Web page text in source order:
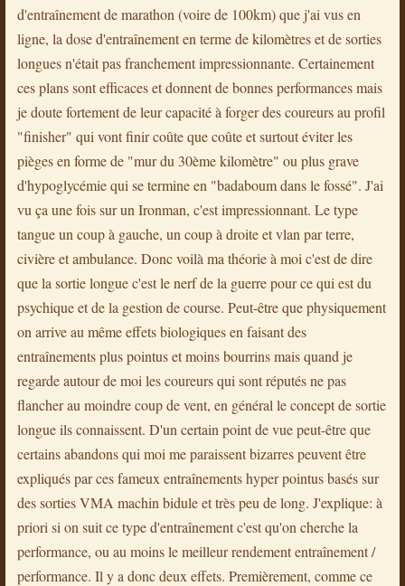
d'entraînement de marathon (voire de 100km) que j'ai vus en
ligne, la dose d'entraînement en terme de kilomètres et de sorties
longues n'était pas franchement impressionnante. Certainement
ces plans sont efficaces et donnent de bonnes performances mais
je doute fortement de leur capacité à forger des coureurs au profil
"finisher" qui vont finir coûte que coûte et surtout éviter les
pièges en forme de "mur du 30ème kilomètre" ou plus grave
d'hypoglycémie qui se termine en "badaboum dans le fossé". J'ai
vu ça une fois sur un Ironman, c'est impressionnant. Le type
tangue un coup à gauche, un coup à droite et vlan par terre,
civière et ambulance. Donc voilà ma théorie à moi c'est de dire
que la sortie longue c'est le nerf de la guerre pour ce qui est du
psychique et de la gestion de course. Peut-être que physiquement
on arrive au même effets biologiques en faisant des
entraînements plus pointus et moins bourrins mais quand je
regarde autour de moi les coureurs qui sont réputés ne pas
flancher au moindre coup de vent, en général le concept de sortie
longue ils connaissent. D'un certain point de vue peut-être que
certains abandons qui moi me paraissent bizarres peuvent être
expliqués par ces fameux entraînements hyper pointus basés sur
des sorties VMA machin bidule et très peu de long. J'explique: à
priori si on suit ce type d'entraînement c'est qu'on cherche la
performance, ou au moins le meilleur rendement entraînement /
performance. Il y a donc deux effets. Premièrement, comme ce